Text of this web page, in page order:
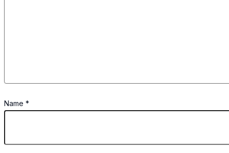
Name *